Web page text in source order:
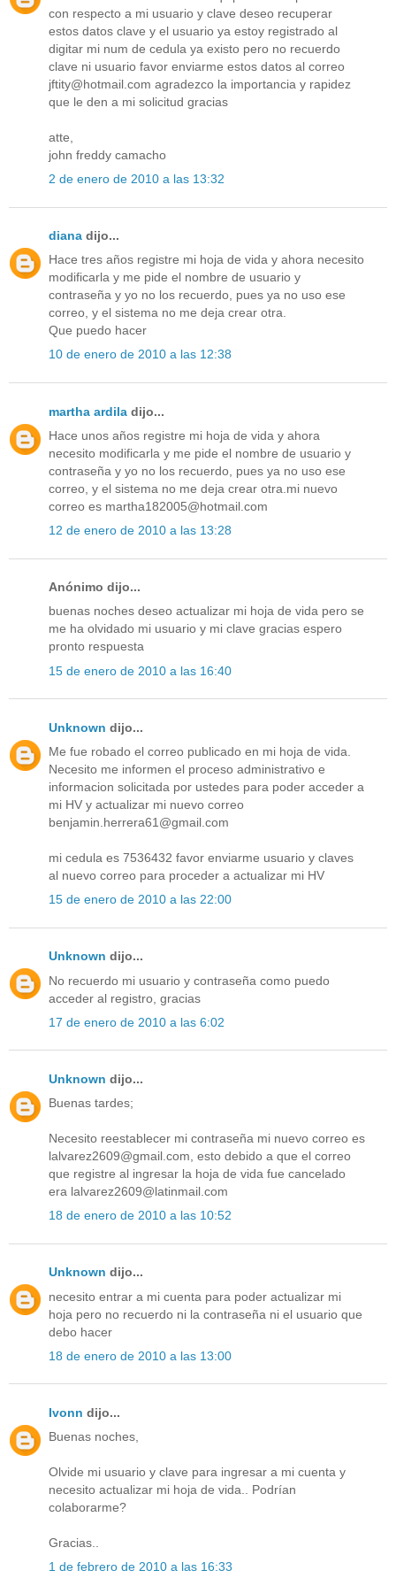
con respecto a mi usuario y clave deseo recuperar
estos datos clave y el usuario ya estoy registrado al
digitar mi num de cedula ya existo pero no recuerdo
clave ni usuario favor enviarme estos datos al correo
jftity@hotmail.com agradezco la importancia y rapidez
que le den a mi solicitud gracias
atte,
john freddy camacho
2 de enero de 2010 a las 13:32
diana dijo...
Hace tres años registre mi hoja de vida y ahora necesito
modificarla y me pide el nombre de usuario y
contraseña y yo no los recuerdo, pues ya no uso ese
correo, y el sistema no me deja crear otra.
Que puedo hacer
10 de enero de 2010 a las 12:38
martha ardila dijo...
Hace unos años registre mi hoja de vida y ahora
necesito modificarla y me pide el nombre de usuario y
contraseña y yo no los recuerdo, pues ya no uso ese
correo, y el sistema no me deja crear otra.mi nuevo
correo es martha182005@hotmail.com
12 de enero de 2010 a las 13:28
Anónimo dijo...
buenas noches deseo actualizar mi hoja de vida pero se
me ha olvidado mi usuario y mi clave gracias espero
pronto respuesta
15 de enero de 2010 a las 16:40
Unknown dijo...
Me fue robado el correo publicado en mi hoja de vida.
Necesito me informen el proceso administrativo e
informacion solicitada por ustedes para poder acceder a
mi HV y actualizar mi nuevo correo
benjamin.herrera61@gmail.com
mi cedula es 7536432 favor enviarme usuario y claves
al nuevo correo para proceder a actualizar mi HV
15 de enero de 2010 a las 22:00
Unknown dijo...
No recuerdo mi usuario y contraseña como puedo
acceder al registro, gracias
17 de enero de 2010 a las 6:02
Unknown dijo...
Buenas tardes;
Necesito reestablecer mi contraseña mi nuevo correo es
lalvarez2609@gmail.com, esto debido a que el correo
que registre al ingresar la hoja de vida fue cancelado
era lalvarez2609@latinmail.com
18 de enero de 2010 a las 10:52
Unknown dijo...
necesito entrar a mi cuenta para poder actualizar mi
hoja pero no recuerdo ni la contraseña ni el usuario que
debo hacer
18 de enero de 2010 a las 13:00
Ivonn dijo...
Buenas noches,
Olvide mi usuario y clave para ingresar a mi cuenta y
necesito actualizar mi hoja de vida.. Podrían
colaborarme?
Gracias..
1 de febrero de 2010 a las 16:33